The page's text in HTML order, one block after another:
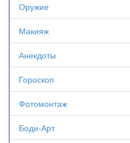
Оружие
Макияж
Анекдоты
Гороскоп
Фотомонтаж
Боди-Арт